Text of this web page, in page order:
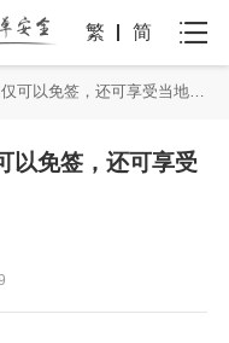
繁 简
马绍尔护照免签美国？ 不仅可以免签，还可享受当地福利待遇！
以免签，还可享受